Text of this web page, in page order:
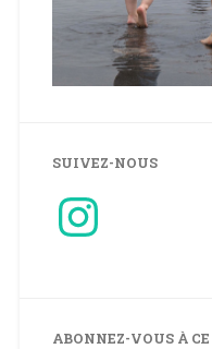
SUIVEZ-NOUS
Instagram
ABONNEZ-VOUS À